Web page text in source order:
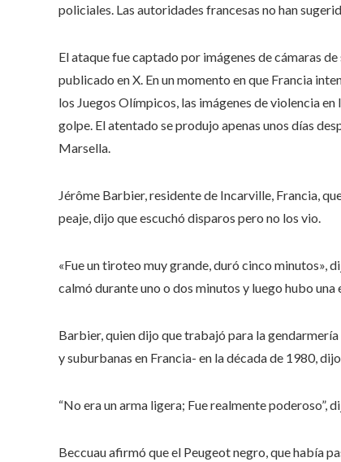
policiales. Las autoridades francesas no han
El ataque fue captado por imágenes de cámaras
publicado en X. En un momento en que Francia
los Juegos Olímpicos, las imágenes de violencia
golpe. El atentado se produjo apenas unos días
Marsella.
Jérôme Barbier, residente de Incarville, Francia,
peaje, dijo que escuchó disparos pero no los vio.
«Fue un tiroteo muy grande, duró cinco minutos»,
calmó durante uno o dos minutos y luego hubo una
Barbier, quien dijo que trabajó para la
y suburbanas en Francia- en la década de 1980,
“No era un arma ligera; Fue realmente poderoso”,
Beccuau afirmó que el Peugeot negro, que había